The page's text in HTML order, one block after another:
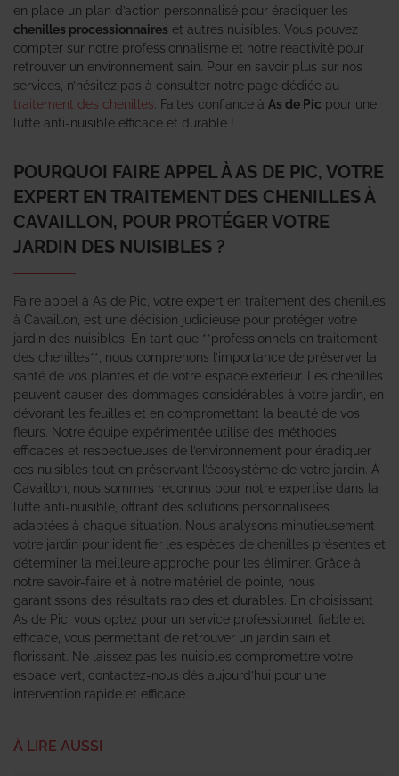
en place un plan d’action personnalisé pour éradiquer les
chenilles processionnaires et autres nuisibles. Vous pouvez
compter sur notre professionnalisme et notre réactivité pour
retrouver un environnement sain. Pour en savoir plus sur nos
services, n’hésitez pas à consulter notre page dédiée au
traitement des chenilles . Faites confiance à As de Pic pour une
lutte anti-nuisible efficace et durable !
POURQUOI FAIRE APPEL À AS DE PIC, VOTRE
EXPERT EN TRAITEMENT DES CHENILLES À
CAVAILLON, POUR PROTÉGER VOTRE
JARDIN DES NUISIBLES ?
Faire appel à As de Pic, votre expert en traitement des chenilles
à Cavaillon, est une décision judicieuse pour protéger votre
jardin des nuisibles. En tant que **professionnels en traitement
des chenilles**, nous comprenons l’importance de préserver la
santé de vos plantes et de votre espace extérieur. Les chenilles
peuvent causer des dommages considérables à votre jardin, en
dévorant les feuilles et en compromettant la beauté de vos
fleurs. Notre équipe expérimentée utilise des méthodes
efficaces et respectueuses de l’environnement pour éradiquer
ces nuisibles tout en préservant l’écosystème de votre jardin. À
Cavaillon, nous sommes reconnus pour notre expertise dans la
lutte anti-nuisible, offrant des solutions personnalisées
adaptées à chaque situation. Nous analysons minutieusement
votre jardin pour identifier les espèces de chenilles présentes et
déterminer la meilleure approche pour les éliminer. Grâce à
notre savoir-faire et à notre matériel de pointe, nous
garantissons des résultats rapides et durables. En choisissant
As de Pic, vous optez pour un service professionnel, fiable et
efficace, vous permettant de retrouver un jardin sain et
florissant. Ne laissez pas les nuisibles compromettre votre
espace vert, contactez-nous dès aujourd’hui pour une
intervention rapide et efficace.
À LIRE AUSSI